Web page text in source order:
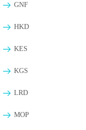
GNF
HKD
KES
KGS
LRD
MOP